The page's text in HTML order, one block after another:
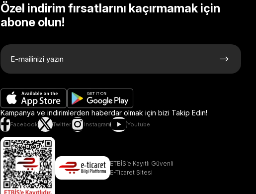
Özel indirim fırsatlarını kaçırmamak için
abone olun!
Kampanya ve indirimlerden haberdar olmak için bizi Takip Edin!
Facebook Twitter Instagram Youtube
ETBİS’e Kayıtlı Güvenli
E-Ticaret Sitesi